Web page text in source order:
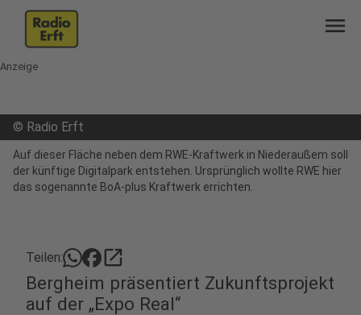
menu
Anzeige
© Radio Erft
Auf dieser Fläche neben dem RWE-Kraftwerk in Niederaußem soll
der künftige Digitalpark entstehen. Ursprünglich wollte RWE hier
das sogenannte BoA-plus Kraftwerk errichten.
Teilen: open_in_new
Bergheim präsentiert Zukunftsprojekt
auf der „Expo Real“